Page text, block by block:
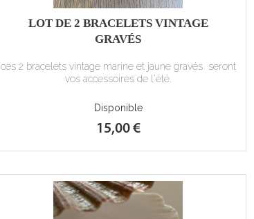
LOT DE 2 BRACELETS VINTAGE
GRAVÉS
ces 2 bracelets vintage marine et jaune gravés seront
vos accessoires de l'été.
Disponible
15,00 €